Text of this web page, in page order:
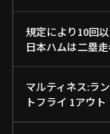
規定により10回
日本ハムは二塁
マルティネス:ラ
トフライ 1アウト